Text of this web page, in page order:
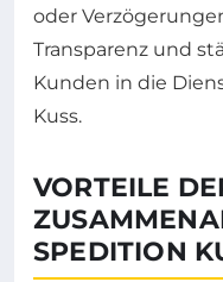
oder
Transparenz und
Kunden in die
Kuss.
VORTEILE
SPEDITION